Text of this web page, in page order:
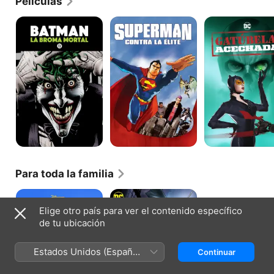
Batman:
Broma
Mortal
Superman
Contra
La
Élite
Gatúbela:
Acechada
Para toda la familia
La
del
Batman
Las
Elige otro país para ver el contenido específico
de tu ubicación
Estados Unidos (Español
México)
Continuar